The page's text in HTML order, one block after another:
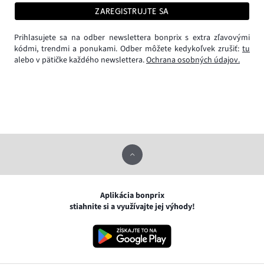
ZAREGISTRUJTE SA
Prihlasujete sa na odber newslettera bonprix s extra zľavovými
kódmi, trendmi a ponukami. Odber môžete kedykoľvek zrušiť: tu
alebo v pätičke každého newslettera.Ochrana osobných údajov.
Aplikácia bonprix
stiahnite si a využívajte jej výhody!